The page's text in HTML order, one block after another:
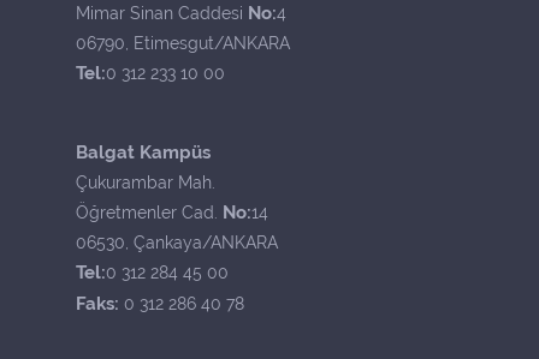
Mimar Sinan Caddesi No:4
06790, Etimesgut/ANKARA
Tel:0 312 233 10 00
Balgat Kampüs
Çukurambar Mah.
Öğretmenler Cad. No:14
06530, Çankaya/ANKARA
Tel:0 312 284 45 00
Faks: 0 312 286 40 78